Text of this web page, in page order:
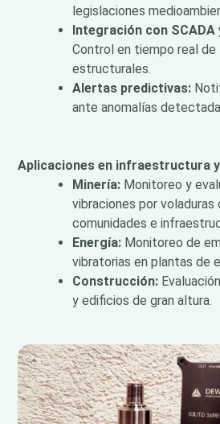
legislaciones
Integración con
Control en tiempo real de
estructurales.
Alertas predictivas:
ante anomalías
Aplicaciones en infraestructura
Minería: Monitoreo y
vibraciones por voladuras
comunidades e
Energía: Monitoreo de
vibratorias en plantas de
Construcción:
y edificios de gran altura.